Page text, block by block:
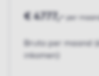
€ 4777,-
Bruto per maand
inkomen)